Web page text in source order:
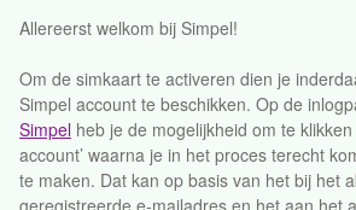
Allereerst welkom bij Simpel!
Om de simkaart te activeren dien je
Simpel account te beschikken. Op de
Simpel heb je de mogelijkheid om te
account’ waarna je in het proces terecht
te maken. Dat kan op basis van het bij het
geregistreerde e-mailadres en het aan het